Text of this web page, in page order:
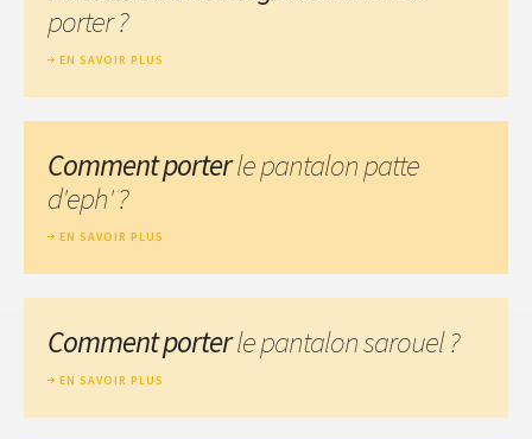
porter ?
EN SAVOIR PLUS
Comment porterle pantalon patte
d'eph' ?
EN SAVOIR PLUS
Comment porterle pantalon sarouel ?
EN SAVOIR PLUS